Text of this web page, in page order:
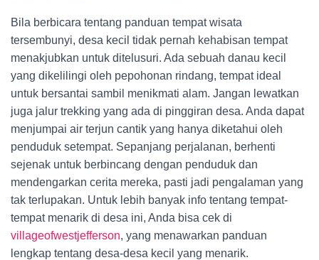
Bila berbicara tentang panduan tempat wisata
tersembunyi, desa kecil tidak pernah kehabisan tempat
menakjubkan untuk ditelusuri. Ada sebuah danau kecil
yang dikelilingi oleh pepohonan rindang, tempat ideal
untuk bersantai sambil menikmati alam. Jangan lewatkan
juga jalur trekking yang ada di pinggiran desa. Anda dapat
menjumpai air terjun cantik yang hanya diketahui oleh
penduduk setempat. Sepanjang perjalanan, berhenti
sejenak untuk berbincang dengan penduduk dan
mendengarkan cerita mereka, pasti jadi pengalaman yang
tak terlupakan. Untuk lebih banyak info tentang tempat-
tempat menarik di desa ini, Anda bisa cek di
villageofwestjefferson, yang menawarkan panduan
lengkap tentang desa-desa kecil yang menarik.